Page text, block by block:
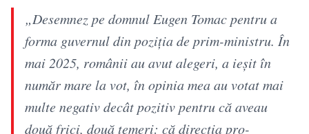
„Desemnez pe domnul Eugen Tomac pentru a
forma guvernul din poziția de prim-ministru. În
mai 2025, românii au avut alegeri, a ieșit în
număr mare la vot, în opinia mea au votat mai
multe negativ decât pozitiv pentru că aveau
două frici, două temeri: că direcția pro-